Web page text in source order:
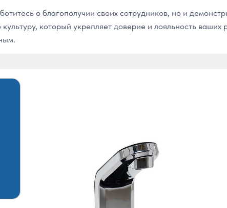
о благополучии своих сотрудников, но и
который укрепляет доверие и лояльность ваших